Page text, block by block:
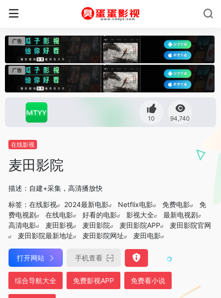
10 94,740
在线影视
麦田影院
描述：自建+采集，高清播放快
标签： 在线影视 2024最新电影 Netflix电影 免费电影
免
费电视剧
在线电影 好看的电影 影视大全
最新电视剧
高清电影
麦田影视 麦田影院 麦田影院APP
麦田影院官网
麦田影院最新地址
麦田影院网址 麦田电影
打开网站 手机查看
综合导航大全 免费影视APP 免费看小说